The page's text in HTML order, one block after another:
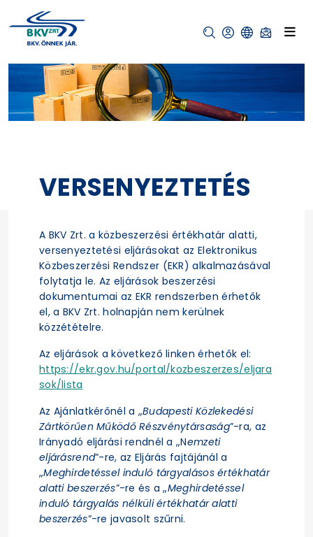
VERSENYEZTETÉS
A BKV Zrt. a közbeszerzési értékhatár alatti,
versenyeztetési eljárásokat az Elektronikus
Közbeszerzési Rendszer (EKR) alkalmazásával
folytatja le. Az eljárások beszerzési
dokumentumai az EKR rendszerben érhetők
el, a BKV Zrt. holnapján nem kerülnek
közzétételre.
Az eljárások a következő linken érhetők el:
https://ekr.gov.hu/portal/kozbeszerzes/eljara
sok/lista
Az Ajánlatkérőnél a „Budapesti Közlekedési
Zártkörűen Működő Részvénytársaság”-ra, az
Irányadó eljárási rendnél a „Nemzeti
eljárásrend”-re, az Eljárás fajtájánál a
„Meghirdetéssel induló tárgyalásos értékhatár
alatti beszerzés”-re és a „Meghirdetéssel
induló tárgyalás nélküli értékhatár alatti
beszerzés”-re javasolt szűrni.